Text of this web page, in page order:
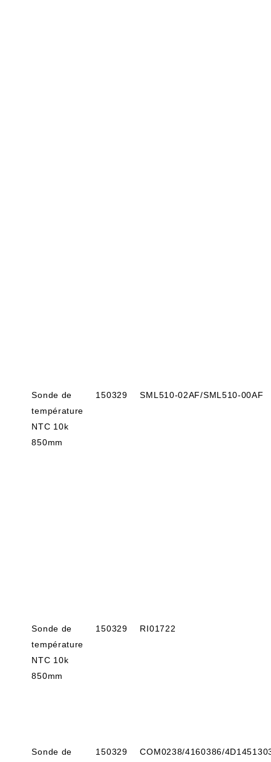
Sonde de
température
NTC 10k
850mm
150329 SML510-02AF/SML510-00AF
Sonde de
température
NTC 10k
850mm
150329 RI01722
Sonde de
150329
COM0238/4160386/